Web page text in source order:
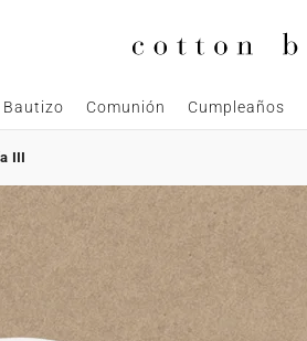
Bautizo Comunión Cumpleaños
III